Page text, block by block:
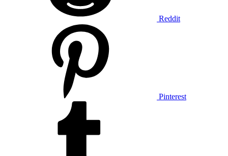
Reddit
Pinterest